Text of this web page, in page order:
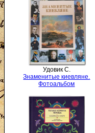
Удовик С.
Знаменитые киевляне.
Фотоальбом